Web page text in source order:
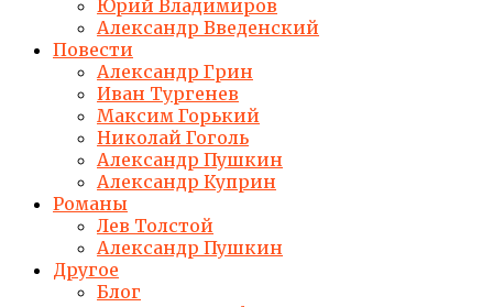
Юрий Владимиров
Александр Введенский
Повести
Александр Грин
Иван Тургенев
Максим Горький
Николай Гоголь
Александр Пушкин
Александр Куприн
Романы
Лев Толстой
Александр Пушкин
Другое
Блог